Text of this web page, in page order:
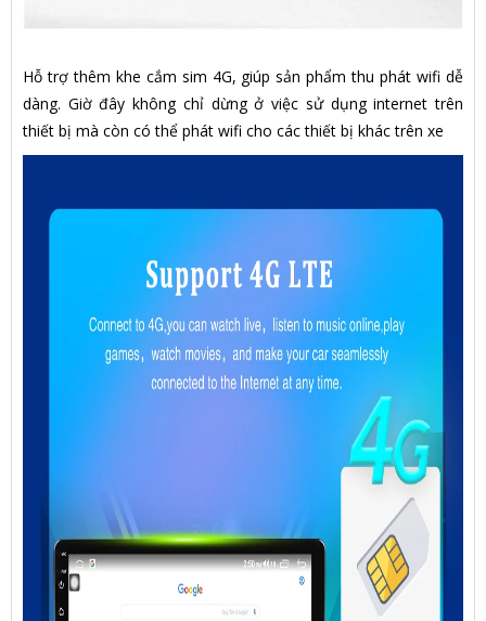
Hỗ trợ thêm khe cắm sim 4G, giúp sản phẩm thu phát wifi dễ
dàng. Giờ đây không chỉ dừng ở việc sử dụng internet trên
thiết bị mà còn có thể phát wifi cho các thiết bị khác trên xe